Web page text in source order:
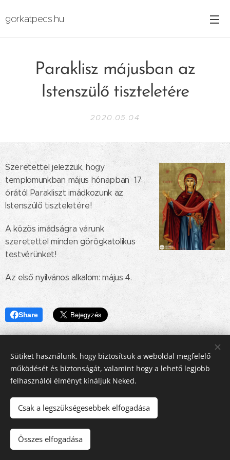
gorkatpecs.hu
Paraklisz májusban az
Istenszülő tiszteletére
2020.05.04
Szeretettel jelezzük, hogy
templomunkban május hónapban 17
órától Parakliszt imádkozunk az
Istenszülő tiszteletére!
A közös imádságra várunk
szeretettel minden görögkatolikus
testvérünket!
Az első nyilvános alkalom: május 4.
Share
© 2016-2026 Pécsi Görögkatolikus Parókia | 7624 Pécs, Alajos u.
Az oldalt a
Sütiket használunk, hogy biztosítsuk a weboldal megfelelő
működését és biztonságát, valamint hogy a lehető legjobb
felhasználói élményt kínáljuk Neked.
Csak a legszükségesebbek elfogadása
Összes elfogadása